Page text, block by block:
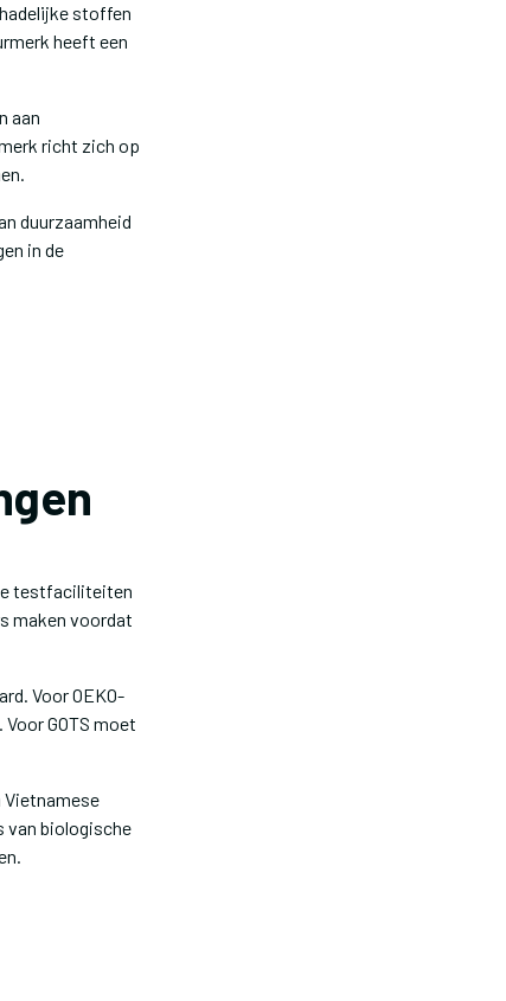
stoffen
heeft een
aan
richt zich op
duurzaamheid
in de
testfaciliteiten
maken voordat
Voor OEKO-
GOTS moet
Vietnamese
van biologische